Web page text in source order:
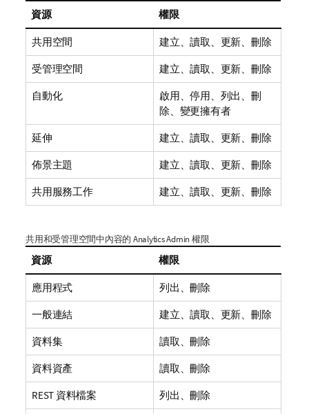
資源 權限
共用空間 建立、讀取、更新、刪除
受管理空間 建立、讀取、更新、刪除
自動化
啟用、停用、列出、刪
除、變更擁有者
延伸 建立、讀取、更新、刪除
佈景主題 建立、讀取、更新、刪除
共用服務工作 建立、讀取、更新、刪除
共用和受管理空間中內容的 Analytics Admin 權限
資源 權限
應用程式 列出、刪除
一般連結 建立、讀取、更新、刪除
資料集 讀取、刪除
資料資產 讀取、刪除
REST 資料檔案 列出、刪除